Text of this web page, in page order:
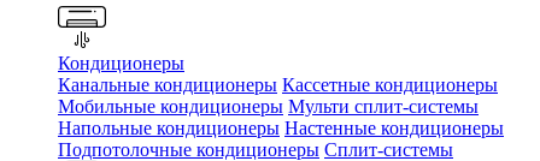
Кондиционеры
Канальные кондиционеры Кассетные кондиционеры
Мобильные кондиционеры Мульти сплит-системы
Напольные кондиционеры Настенные кондиционеры
Подпотолочные кондиционеры Сплит-системы